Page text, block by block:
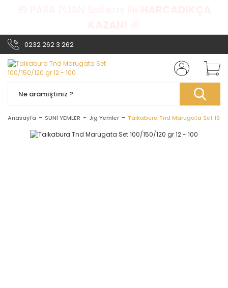
0232 262 3 262
Anasayfa SUNİ YEMLER Jig Yemler Taikabura Tnd Marugata Set 100/